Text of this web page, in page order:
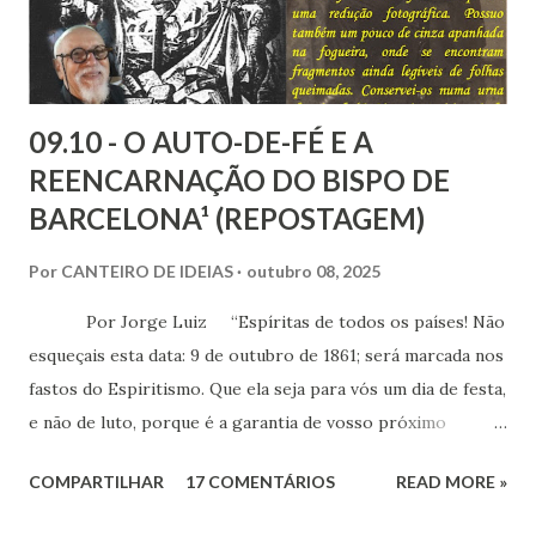
09.10 - O AUTO-DE-FÉ E A
REENCARNAÇÃO DO BISPO DE
BARCELONA¹ (REPOSTAGEM)
Por CANTEIRO DE IDEIAS outubro 08, 2025
Por Jorge Luiz “Espíritas de todos os países! Não
esqueçais esta data: 9 de outubro de 1861; será marcada nos
fastos do Espiritismo. Que ela seja para vós um dia de festa,
e não de luto, porque é a garantia de vosso próximo
quatro anos passados do Auto-de-Fé de Barcelona, um dos
COMPARTILHAR 17 COMENTÁRIOS READ MORE »